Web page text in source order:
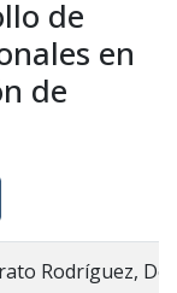
de
en
de
Rodríguez,